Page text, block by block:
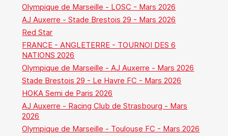
Olympique de Marseille - LOSC - Mars 2026
AJ Auxerre - Stade Brestois 29 - Mars 2026
Red Star
FRANCE - ANGLETERRE - TOURNOI DES 6
NATIONS 2026
Olympique de Marseille - AJ Auxerre - Mars 2026
Stade Brestois 29 - Le Havre FC - Mars 2026
HOKA Semi de Paris 2026
AJ Auxerre - Racing Club de Strasbourg - Mars
2026
Olympique de Marseille - Toulouse FC - Mars 2026